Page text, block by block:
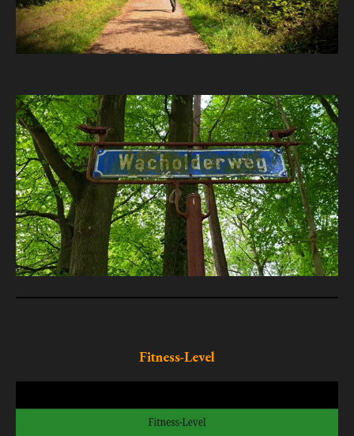
Fitness-Level